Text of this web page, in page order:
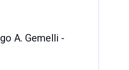
A. Gemelli -